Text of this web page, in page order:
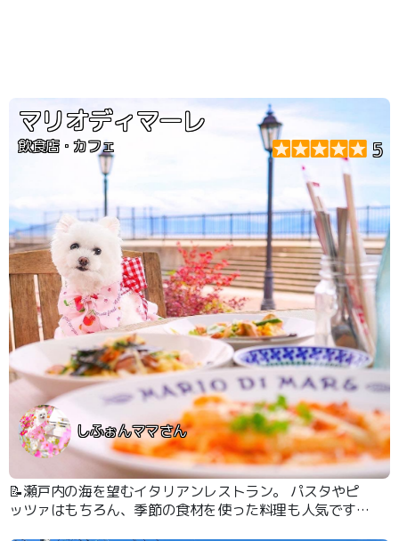
マリオディマーレ
飲食店・カフェ 5
しふぉんママさん
📝瀬戸内の海を望むイタリアンレストラン。 パスタやピ
ッツァはもちろん、季節の食材を使った料理も人気です。